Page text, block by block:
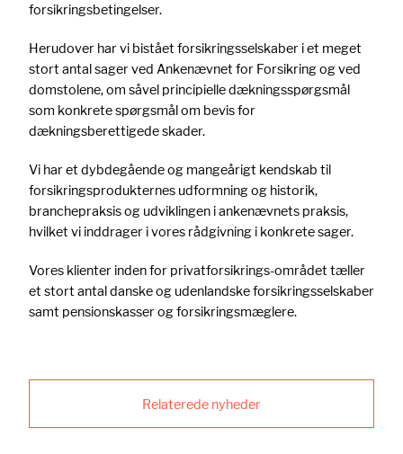
forsikringsbetingelser.
Herudover har vi bistået forsikringsselskaber i et meget
stort antal sager ved Ankenævnet for Forsikring og ved
domstolene, om såvel principielle dækningsspørgsmål
som konkrete spørgsmål om bevis for
dækningsberettigede skader.
Vi har et dybdegående og mangeårigt kendskab til
forsikringsprodukternes udformning og historik,
branchepraksis og udviklingen i ankenævnets praksis,
hvilket vi inddrager i vores rådgivning i konkrete sager.
Vores klienter inden for privatforsikrings-området tæller
et stort antal danske og udenlandske forsikringsselskaber
samt pensionskasser og forsikringsmæglere.
Relaterede nyheder